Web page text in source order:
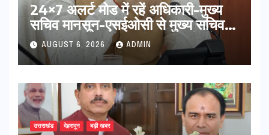
24×7 अलर्ट मोड में रहें अधिकारी-मुख्य
सचिव मानसून-एसईओसी से मुख्य सचिव ने
की विस्तृत समीक्षा कहा-बंद सड़कों को
शीघ्र खोला जाए, लोगों को न हो दिक्कत
AUGUST 6, 2026 ADMIN
उत्तराखंड देहरादून बड़ी खबर